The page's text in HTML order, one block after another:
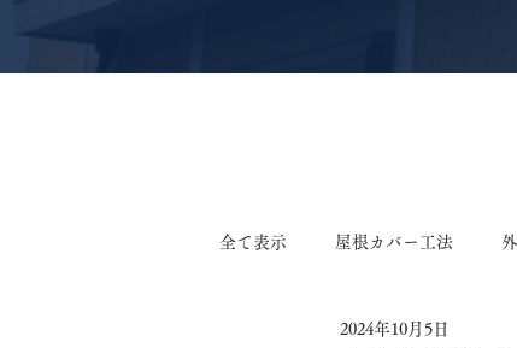
全て表示 屋根カバー工法
軒天張り替え工事
2024年10月5日